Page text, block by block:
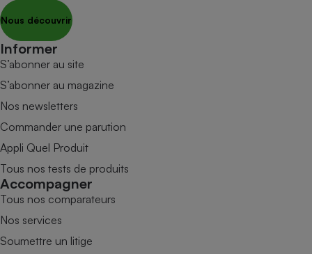
Nous découvrir
Informer
S’abonner au site
S’abonner au magazine
Nos newsletters
Commander une parution
Appli Quel Produit
Tous nos tests de produits
Accompagner
Tous nos comparateurs
Nos services
Soumettre un litige